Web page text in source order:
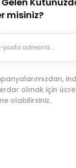
misiniz?
olmak için
olabilirsiniz.